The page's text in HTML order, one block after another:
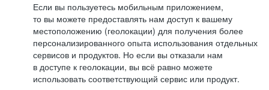
Если вы пользуетесь мобильным приложением,
то вы можете предоставлять нам доступ к вашему
местоположению (геолокации) для получения более
персонализированного опыта использования отдельных
сервисов и продуктов. Но если вы отказали нам
в доступе к геолокации, вы всё равно можете
использовать соответствующий сервис или продукт.